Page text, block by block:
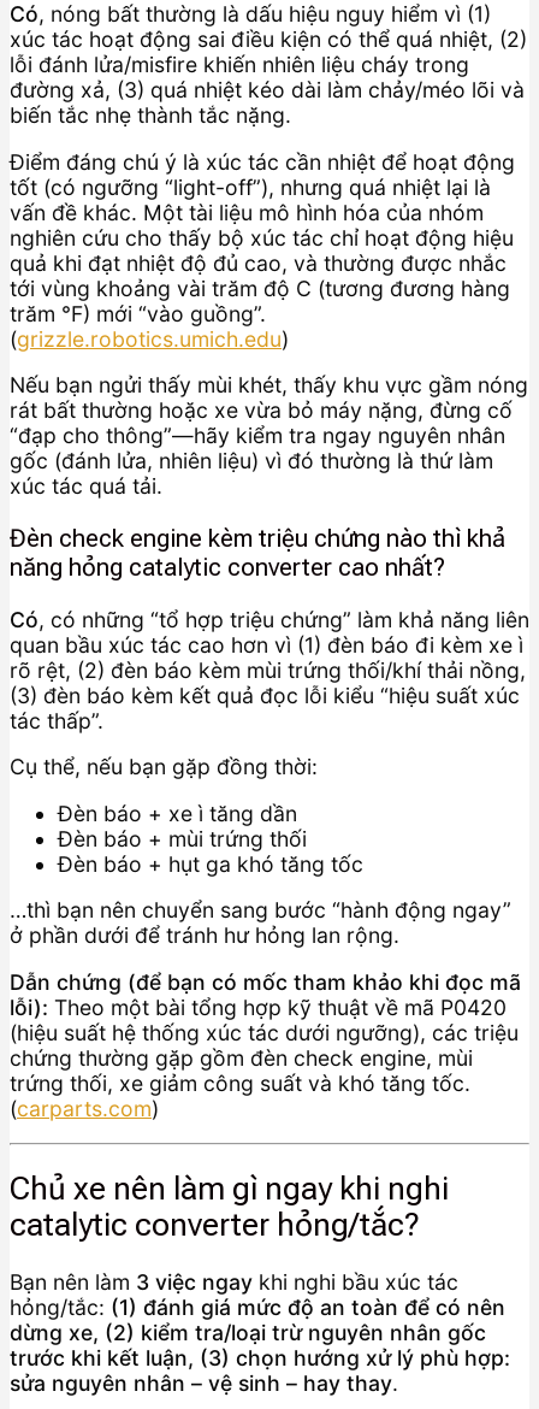
Có, nóng bất thường là dấu hiệu nguy hiểm vì (1)
xúc tác hoạt động sai điều kiện có thể quá nhiệt, (2)
lỗi đánh lửa/misfire khiến nhiên liệu cháy trong
đường xả, (3) quá nhiệt kéo dài làm chảy/méo lõi và
biến tắc nhẹ thành tắc nặng.
Điểm đáng chú ý là xúc tác cần nhiệt để hoạt động
tốt (có ngưỡng “light-off”), nhưng quá nhiệt lại là
vấn đề khác. Một tài liệu mô hình hóa của nhóm
nghiên cứu cho thấy bộ xúc tác chỉ hoạt động hiệu
quả khi đạt nhiệt độ đủ cao, và thường được nhắc
tới vùng khoảng vài trăm độ C (tương đương hàng
trăm °F) mới “vào guồng”.
(grizzle.robotics.umich.edu)
Nếu bạn ngửi thấy mùi khét, thấy khu vực gầm nóng
rát bất thường hoặc xe vừa bỏ máy nặng, đừng cố
“đạp cho thông”—hãy kiểm tra ngay nguyên nhân
gốc (đánh lửa, nhiên liệu) vì đó thường là thứ làm
xúc tác quá tải.
Đèn check engine kèm triệu chứng nào thì khả
năng hỏng catalytic converter cao nhất?
Có, có những “tổ hợp triệu chứng” làm khả năng liên
quan bầu xúc tác cao hơn vì (1) đèn báo đi kèm xe ì
rõ rệt, (2) đèn báo kèm mùi trứng thối/khí thải nồng,
(3) đèn báo kèm kết quả đọc lỗi kiểu “hiệu suất xúc
tác thấp”.
Cụ thể, nếu bạn gặp đồng thời:
Đèn báo + xe ì tăng dần
Đèn báo + mùi trứng thối
Đèn báo + hụt ga khó tăng tốc
…thì bạn nên chuyển sang bước “hành động ngay”
ở phần dưới để tránh hư hỏng lan rộng.
Dẫn chứng (để bạn có mốc tham khảo khi đọc mã
lỗi): Theo một bài tổng hợp kỹ thuật về mã P0420
(hiệu suất hệ thống xúc tác dưới ngưỡng), các triệu
chứng thường gặp gồm đèn check engine, mùi
trứng thối, xe giảm công suất và khó tăng tốc.
(carparts.com)
Chủ xe nên làm gì ngay khi nghi
catalytic converter hỏng/tắc?
Bạn nên làm 3 việc ngay khi nghi bầu xúc tác
hỏng/tắc: (1) đánh giá mức độ an toàn để có nên
dừng xe, (2) kiểm tra/loại trừ nguyên nhân gốc
trước khi kết luận, (3) chọn hướng xử lý phù hợp:
sửa nguyên nhân – vệ sinh – hay thay.